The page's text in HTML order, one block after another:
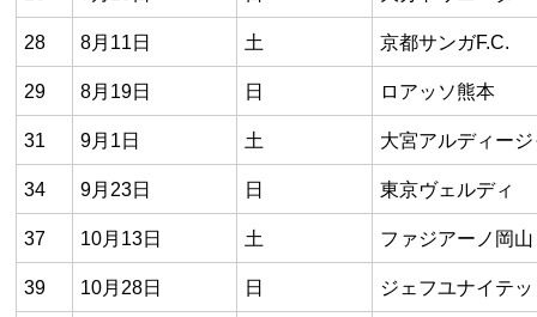
28 8月11日 土 京都サンガF.C.
29 8月19日 日 ロアッソ熊本
31 9月1日 土 大宮アルディー
34 9月23日 日 東京ヴェルディ
37 10月13日 土 ファジアーノ岡山
39 10月28日 日 ジェフユナイテ